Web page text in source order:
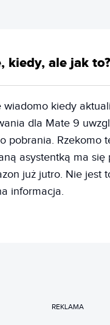
kiedy, ale jak to?
wiadomo kiedy
dla Mate 9
pobrania. Rzekomo
asystentką ma się
już jutro. Nie jest
informacja.
REKLAMA